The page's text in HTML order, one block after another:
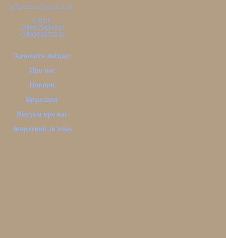
pilgrimsua@gmail.com
VIBER
+380975454255
+380502655542
Замовити поїздку
Про нас
Новини
Враження
Відгуки про нас
Зворотний зв'язок